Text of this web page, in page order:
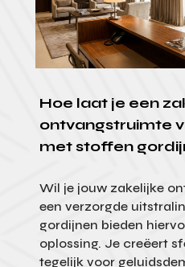
Hoe laat je een
ontvangstruimte
met stoffen
Wil je jouw zakelijke
een verzorgde
gordijnen bieden
oplossing. Je creëert
tegelijk voor